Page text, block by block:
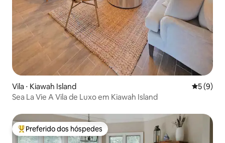
Vila ⋅ Kiawah Island 5 de
5 (9)
Sea La Vie A Vila de Luxo em Kiawah Island
Entre os melhores preferidos dos hóspedes
Preferido dos hóspedes